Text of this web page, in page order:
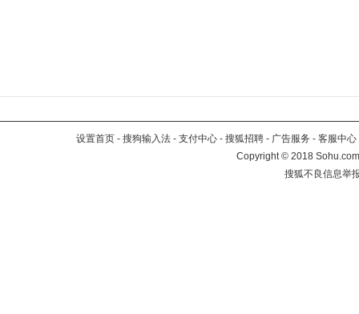
设置首页 - 搜狗输入法 - 支付中心 - 搜狐招聘 - 广告服务 - 客服中心
Copyright©2018
搜狐不良信息举